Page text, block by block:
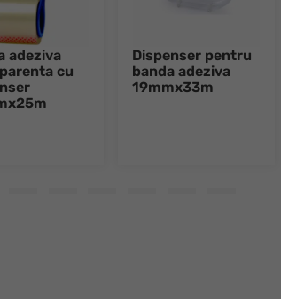
adeziva
cu
Dispenser pentru
banda adeziva
19mmx33m